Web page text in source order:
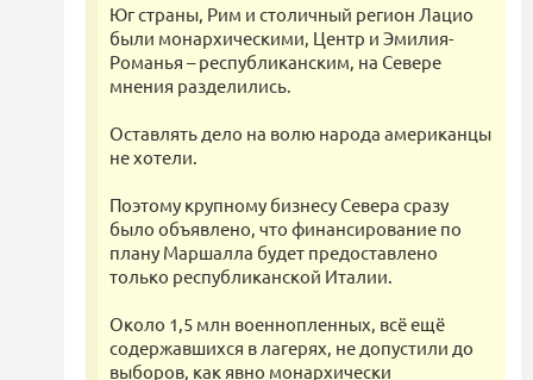
Юг страны, Рим и столичный регион Лацио
были монархическими, Центр и Эмилия-
Романья – республиканским, на Севере
мнения разделились.
Оставлять дело на волю народа американцы
не хотели.
Поэтому крупному бизнесу Севера сразу
было объявлено, что финансирование по
плану Маршалла будет предоставлено
только республиканской Италии.
Около 1,5 млн военнопленных, всё ещё
содержавшихся в лагерях, не допустили до
выборов, как явно монархически